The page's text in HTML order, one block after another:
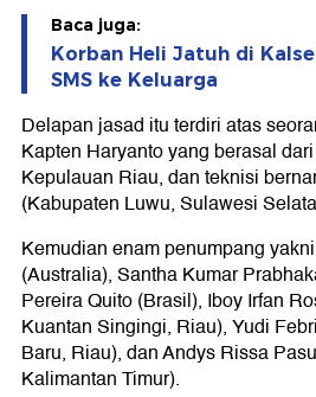
Baca juga:
Korban Heli Jatuh di
SMS ke Keluarga
Delapan jasad itu terdiri atas
Kapten Haryanto yang berasal
Kepulauan Riau, dan teknisi
(Kabupaten Luwu, Sulawesi
Kemudian enam penumpang
(Australia), Santha Kumar
Pereira Quito (Brasil), Iboy Irfan
Kuantan Singingi, Riau), Yudi
Baru, Riau), dan Andys Rissa
Kalimantan Timur).